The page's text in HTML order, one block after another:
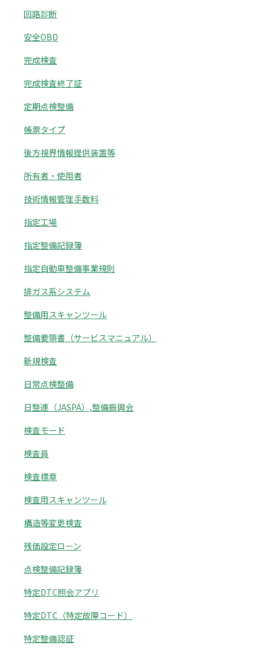
回路診断
安全OBD
完成検査
完成検査終了証
定期点検整備
帳票タイプ
後方視界情報提供装置等
所有者・使用者
技術情報管理手数料
指定工場
指定整備記録簿
指定自動車整備事業規則
排ガス系システム
整備用スキャンツール
整備要領書（サービスマニュアル）
新規検査
日常点検整備
日整連（JASPA）,整備振興会
検査モード
検査員
検査標章
検査用スキャンツール
構造等変更検査
残価設定ローン
点検整備記録簿
特定DTC照会アプリ
特定DTC（特定故障コード）
特定整備認証